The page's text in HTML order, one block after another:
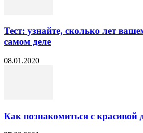
Тест: узнайте, сколько лет
самом деле
08.01.2020
Как познакомиться с красивой